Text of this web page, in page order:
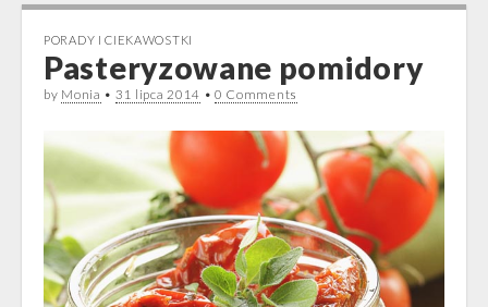
PORADY I CIEKAWOSTKI
Pasteryzowane pomidory
by Monia • 31 lipca 2014 • 0 Comments